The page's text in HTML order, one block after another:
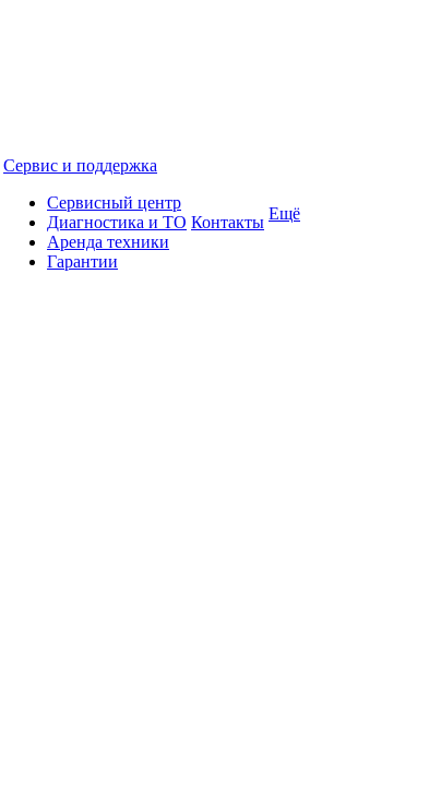
Сервис и поддержка
Сервисный центр
Диагностика и ТО
Аренда техники
Гарантии
Контакты Ещё